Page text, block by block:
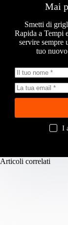
Mai
Smetti di
Rapida a Tempi
servire sempre
tuo
I
Articoli correlati